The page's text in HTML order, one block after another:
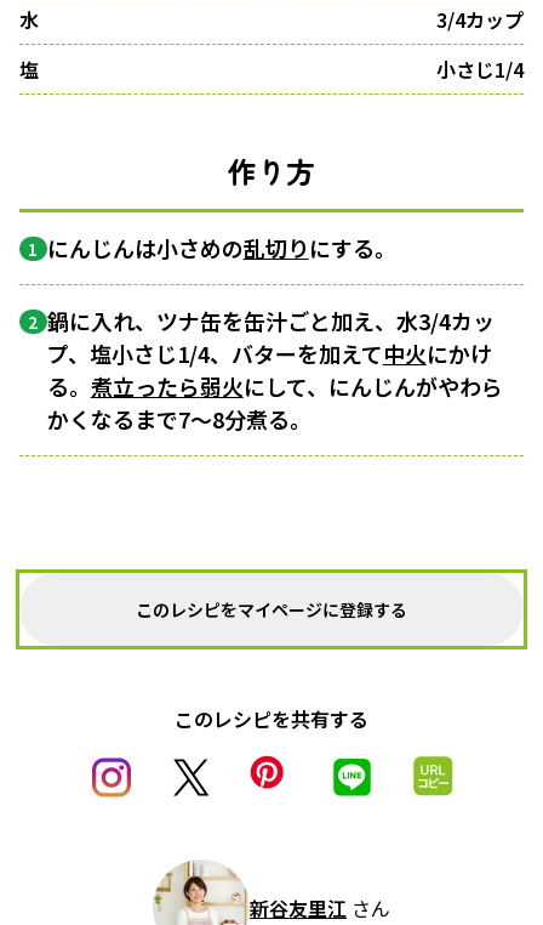
水
3/4カップ
塩
小さじ1/4
作り方
1 にんじんは小さめの乱切りにする。
2 鍋に入れ、ツナ缶を缶汁ごと加え、水3/4カッ
プ、塩小さじ1/4、バターを加えて中火にかけ
る。 煮立ったら弱火にして、にんじんがやわら
かくなるまで7〜8分煮る。
このレシピをマイページに登録する
このレシピを共有する
新谷友里江 さん